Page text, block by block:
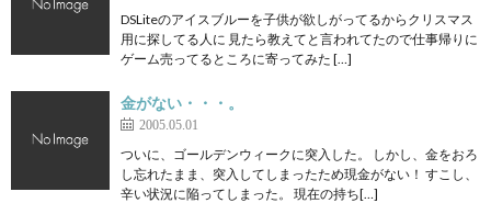
DSLiteのアイスブルーを子供が欲しがってるからクリスマス
用に探してる人に 見たら教えてと言われてたので仕事帰りに
ゲーム売ってるところに寄ってみた […]
金がない・・・。
2005.05.01
ついに、ゴールデンウィークに突入した。 しかし、金をおろ
し忘れたまま、突入してしまったため現金がない！ すこし、
辛い状況に陥ってしまった。 現在の持ち[…]